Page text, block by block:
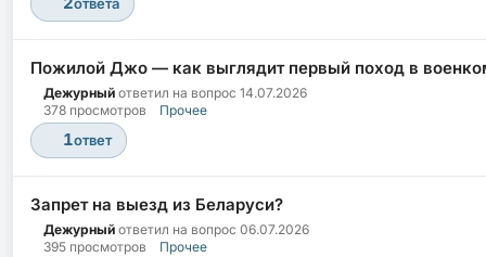
Пожилой Джо — как выглядит первый поход в
Дежурный ответил на вопрос 14.07.2026
378 просмотров
Прочее
1ответ
Запрет на выезд из Беларуси?
Дежурный ответил на вопрос 06.07.2026
395 просмотров
Прочее